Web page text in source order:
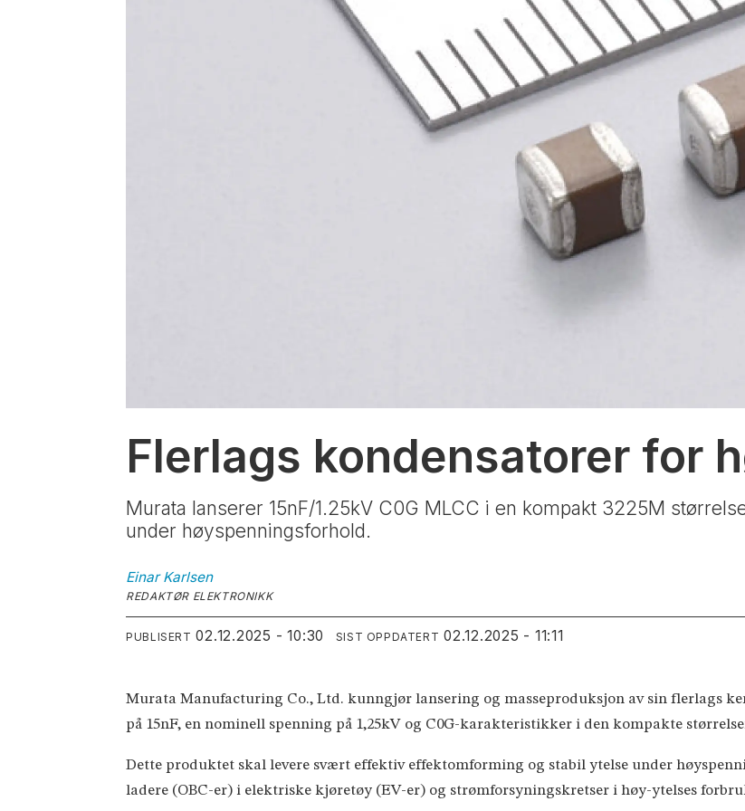
Flerlags kondensatorer for
Murata lanserer 15nF/1.25kV C0G MLCC i en kompakt 3225M
under høyspenningsforhold.
Einar Karlsen
REDAKTØR ELEKTRONIKK
PUBLISERT 02.12.2025 - 10:30 SIST OPPDATERT 02.12.2025 - 11:11
Murata Manufacturing Co., Ltd. kunngjør lansering og masseproduksjon av sin flerlags
på 15nF, en nominell spenning på 1,25kV og C0G-karakteristikker i den kompakte
Dette produktet skal levere svært effektiv effektomforming og stabil ytelse under
ladere (OBC-er) i elektriske kjøretøy (EV-er) og strømforsyningskretser i høy-ytelses